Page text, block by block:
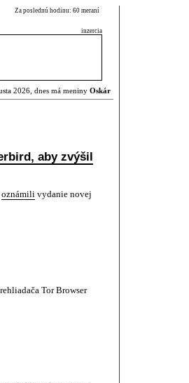
Za poslednú hodinu: 60 meraní
inzercia
2026, dnes má meniny Oskár
aby zvýšil
oznámili vydanie novej
Tor Browser